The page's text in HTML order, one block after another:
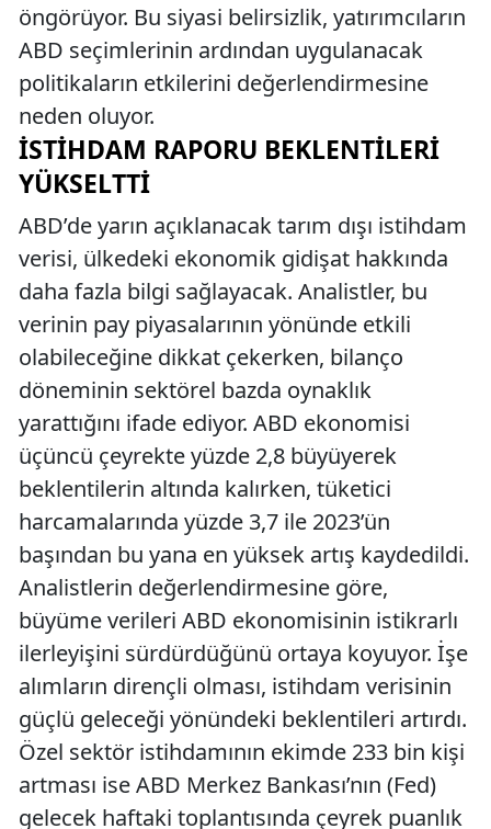
öngörüyor. Bu siyasi belirsizlik, yatırımcıların
ABD seçimlerinin ardından uygulanacak
politikaların etkilerini değerlendirmesine
neden oluyor.
İSTIHDAM RAPORU BEKLENTILERI
YÜKSELTTI
ABD’de yarın açıklanacak tarım dışı istihdam
verisi, ülkedeki ekonomik gidişat hakkında
daha fazla bilgi sağlayacak. Analistler, bu
verinin pay piyasalarının yönünde etkili
olabileceğine dikkat çekerken, bilanço
döneminin sektörel bazda oynaklık
yarattığını ifade ediyor. ABD ekonomisi
üçüncü çeyrekte yüzde 2,8 büyüyerek
beklentilerin altında kalırken, tüketici
harcamalarında yüzde 3,7 ile 2023’ün
başından bu yana en yüksek artış kaydedildi.
Analistlerin değerlendirmesine göre,
büyüme verileri ABD ekonomisinin istikrarlı
ilerleyişini sürdürdüğünü ortaya koyuyor. İşe
alımların dirençli olması, istihdam verisinin
güçlü geleceği yönündeki beklentileri artırdı.
Özel sektör istihdamının ekimde 233 bin kişi
artması ise ABD Merkez Bankası’nın (Fed)
gelecek haftaki toplantısında çeyrek puanlık